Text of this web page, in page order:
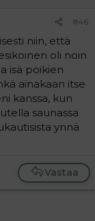
#46
niin, että
oli noin
isä poikien
ainakaan itse
kanssa, kun
saunassa
ynnä
Vastaa